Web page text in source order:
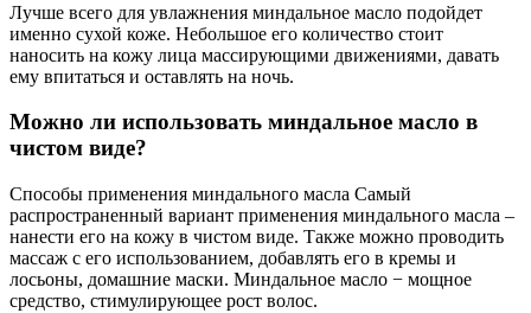
Лучше всего для увлажнения миндальное масло подойдет
именно сухой коже. Небольшое его количество стоит
наносить на кожу лица массирующими движениями, давать
ему впитаться и оставлять на ночь.
Можно ли использовать миндальное масло в
чистом виде?
Способы применения миндального масла Самый
распространенный вариант применения миндального масла –
нанести его на кожу в чистом виде. Также можно проводить
массаж с его использованием, добавлять его в кремы и
лосьоны, домашние маски. Миндальное масло − мощное
средство, стимулирующее рост волос.